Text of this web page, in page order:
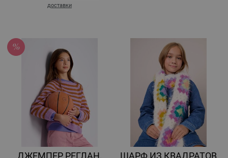
доставки
ДЖЕМПЕР РЕГЛАН,
ШАРФ ИЗ КВАДРАТОВ